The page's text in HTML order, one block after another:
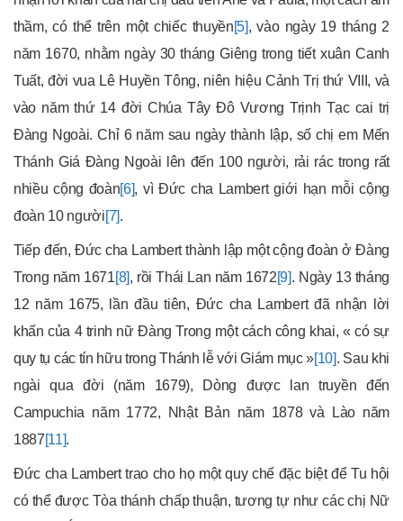
thầm, có thể trên một chiếc thuyền[5], vào ngày 19 tháng 2
năm 1670, nhằm ngày 30 tháng Giêng trong tiết xuân Canh
Tuất, đời vua Lê Huyền Tông, niên hiệu Cảnh Trị thứ VIII, và
vào năm thứ 14 đời Chúa Tây Đô Vương Trịnh Tạc cai trị
Đàng Ngoài. Chỉ 6 năm sau ngày thành lập, số chị em Mến
Thánh Giá Đàng Ngoài lên đến 100 người, rải rác trong rất
nhiều cộng đoàn[6], vì Đức cha Lambert giới hạn mỗi cộng
đoàn 10 người[7].
Tiếp đến, Đức cha Lambert thành lập một cộng đoàn ở Đàng
Trong năm 1671[8], rồi Thái Lan năm 1672[9]. Ngày 13 tháng
12 năm 1675, lần đầu tiên, Đức cha Lambert đã nhận lời
khấn của 4 trinh nữ Đàng Trong một cách công khai, « có sự
quy tụ các tín hữu trong Thánh lễ với Giám mục »[10]. Sau khi
ngài qua đời (năm 1679), Dòng được lan truyền đến
Campuchia năm 1772, Nhật Bản năm 1878 và Lào năm
1887[11].
Đức cha Lambert trao cho họ một quy chế đặc biệt để Tu hội
có thể được Tòa thánh chấp thuận, tương tự như các chị Nữ